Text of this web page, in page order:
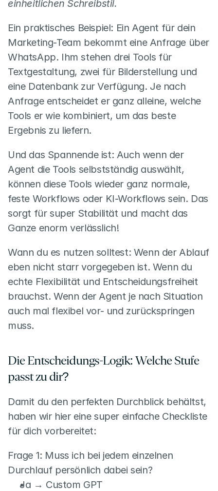
einheitlichen Schreibstil.
Ein praktisches Beispiel: Ein Agent für dein
Marketing-Team bekommt eine Anfrage über
WhatsApp. Ihm stehen drei Tools für
Textgestaltung, zwei für Bilderstellung und
eine Datenbank zur Verfügung. Je nach
Anfrage entscheidet er ganz alleine, welche
Tools er wie kombiniert, um das beste
Ergebnis zu liefern.
Und das Spannende ist: Auch wenn der
Agent die Tools selbstständig auswählt,
können diese Tools wieder ganz normale,
feste Workflows oder KI-Workflows sein. Das
sorgt für super Stabilität und macht das
Ganze enorm verlässlich!
Wann du es nutzen solltest: Wenn der Ablauf
eben nicht starr vorgegeben ist. Wenn du
echte Flexibilität und Entscheidungsfreiheit
brauchst. Wenn der Agent je nach Situation
auch mal flexibel vor- und zurückspringen
muss.
Die Entscheidungs-Logik: Welche Stufe
passt zu dir?
Damit du den perfekten Durchblick behältst,
haben wir hier eine super einfache Checkliste
für dich vorbereitet:
Frage 1: Muss ich bei jedem einzelnen
Durchlauf persönlich dabei sein?
Ja → Custom GPT